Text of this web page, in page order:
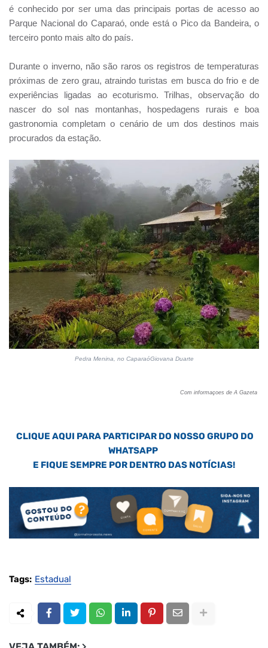
é conhecido por ser uma das principais portas de acesso ao
Parque Nacional do Caparaó, onde está o Pico da Bandeira, o
terceiro ponto mais alto do país.
Durante o inverno, não são raros os registros de temperaturas
próximas de zero grau, atraindo turistas em busca do frio e de
experiências ligadas ao ecoturismo. Trilhas, observação do
nascer do sol nas montanhas, hospedagens rurais e boa
gastronomia completam o cenário de um dos destinos mais
procurados da estação.
Pedra Menina, no CaparaóGiovana Duarte
Com informaçoes de A Gazeta
CLIQUE AQUI PARA PARTICIPAR DO NOSSO GRUPO DO
WHATSAPP
E FIQUE SEMPRE POR DENTRO DAS NOTÍCIAS!
Tags: Estadual